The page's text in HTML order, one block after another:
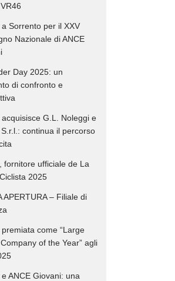
Sorrento per il XXV
Nazionale di ANCE
Day 2025: un
di confronto e
acquisisce G.L. Noleggi e
continua il percorso
fornitore ufficiale de La
2025
APERTURA – Filiale di
come “Large
of the Year” agli
ANCE Giovani: una